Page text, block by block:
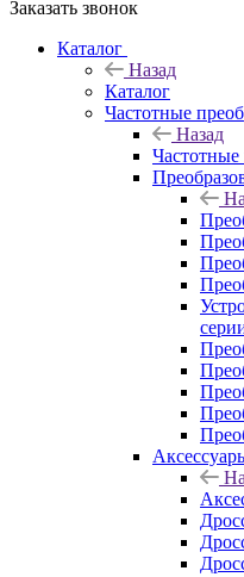
Заказать звонок
Каталог
Назад
Каталог
Частотные
Назад
Частотные